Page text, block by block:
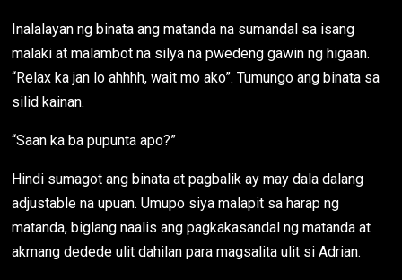
Inalalayan ng binata ang matanda na sumandal sa isang
malaki at malambot na silya na pwedeng gawin ng higaan.
“Relax ka jan lo ahhhh, wait mo ako”. Tumungo ang binata sa
silid kainan.
“Saan ka ba pupunta apo?”
Hindi sumagot ang binata at pagbalik ay may dala dalang
adjustable na upuan. Umupo siya malapit sa harap ng
matanda, biglang naalis ang pagkakasandal ng matanda at
akmang dedede ulit dahilan para magsalita ulit si Adrian.